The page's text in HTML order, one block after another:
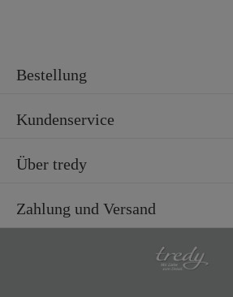
Bestellung
Kundenservice
Über tredy
Zahlung und Versand